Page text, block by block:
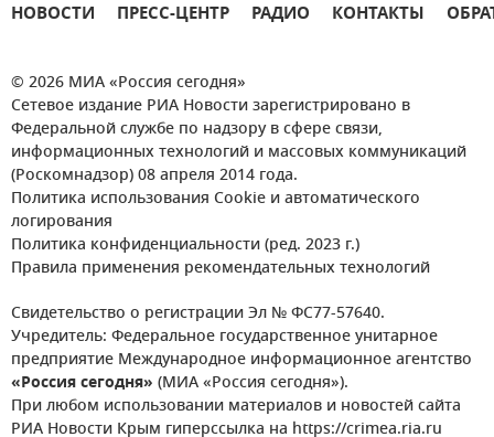
НОВОСТИ ПРЕСС-ЦЕНТР РАДИО КОНТАКТЫ
© 2026 МИА «Россия сегодня»
Сетевое издание РИА Новости зарегистрировано в
Федеральной службе по надзору в сфере связи,
информационных технологий и массовых коммуникаций
(Роскомнадзор) 08 апреля 2014 года.
Политика использования Cookie и автоматического
логирования
Политика конфиденциальности (ред. 2023 г.)
Правила применения рекомендательных технологий
Свидетельство о регистрации Эл № ФС77-57640.
Учредитель: Федеральное государственное унитарное
предприятие Международное информационное агентство
«Россия сегодня» (МИА «Россия сегодня»).
При любом использовании материалов и новостей сайта
РИА Новости Крым гиперссылка на https://crimea.ria.ru